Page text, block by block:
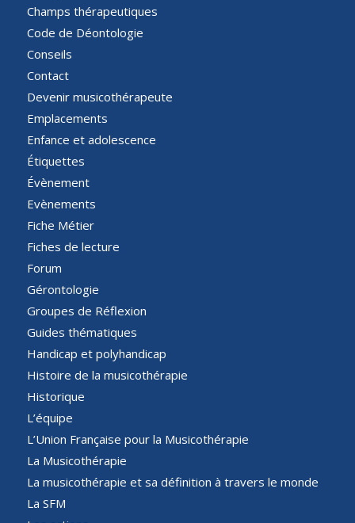
Champs thérapeutiques
Code de Déontologie
Conseils
Contact
Devenir musicothérapeute
Emplacements
Enfance et adolescence
Étiquettes
Évènement
Evènements
Fiche Métier
Fiches de lecture
Forum
Gérontologie
Groupes de Réflexion
Guides thématiques
Handicap et polyhandicap
Histoire de la musicothérapie
Historique
L’équipe
L’Union Française pour la Musicothérapie
La Musicothérapie
La musicothérapie et sa définition à travers le monde
La SFM